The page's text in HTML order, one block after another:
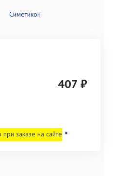
Симетикон
407 ₽
заказе на сайте *